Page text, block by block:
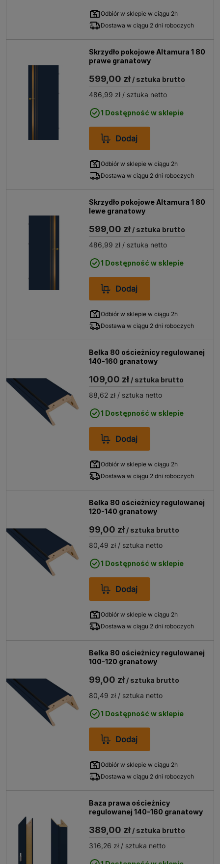
Odbiór w sklepie w ciągu 2h
Dostawa w ciągu 2 dni roboczych
Skrzydło pokojowe Altamura 1 80
prawe granatowy
599,00 zł / sztuka brutto
486,99 zł / sztuka netto
1 Dostępność w sklepie
Dodaj
Odbiór w sklepie w ciągu 2h
Dostawa w ciągu 2 dni roboczych
Skrzydło pokojowe Altamura 1 80
lewe granatowy
599,00 zł / sztuka brutto
486,99 zł / sztuka netto
1 Dostępność w sklepie
Dodaj
Odbiór w sklepie w ciągu 2h
Dostawa w ciągu 2 dni roboczych
Belka 80 ościeżnicy regulowanej
140-160 granatowy
109,00 zł / sztuka brutto
88,62 zł / sztuka netto
1 Dostępność w sklepie
Dodaj
Odbiór w sklepie w ciągu 2h
Dostawa w ciągu 2 dni roboczych
Belka 80 ościeżnicy regulowanej
120-140 granatowy
99,00 zł / sztuka brutto
80,49 zł / sztuka netto
1 Dostępność w sklepie
Dodaj
Odbiór w sklepie w ciągu 2h
Dostawa w ciągu 2 dni roboczych
Belka 80 ościeżnicy regulowanej
100-120 granatowy
99,00 zł / sztuka brutto
80,49 zł / sztuka netto
1 Dostępność w sklepie
Dodaj
Odbiór w sklepie w ciągu 2h
Dostawa w ciągu 2 dni roboczych
Baza prawa ościeżnicy
regulowanej 140-160 granatowy
389,00 zł / sztuka brutto
316,26 zł / sztuka netto